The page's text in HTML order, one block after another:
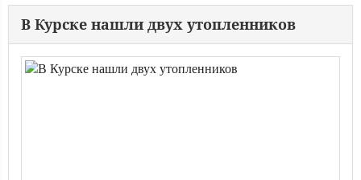
В Курске нашли двух утопленников